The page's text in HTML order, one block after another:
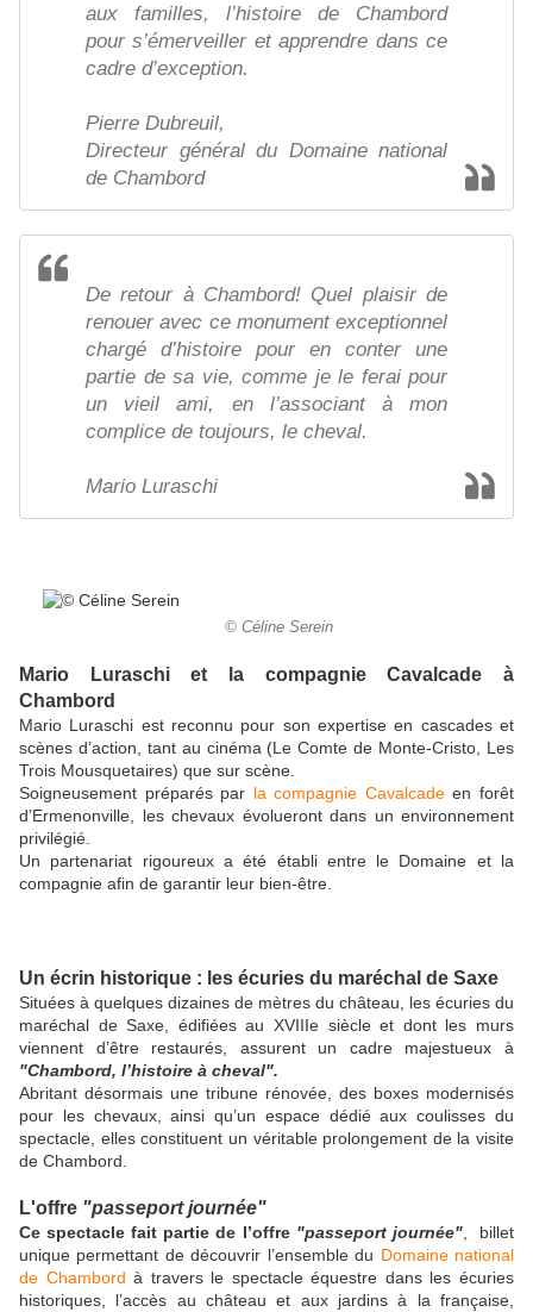
aux familles, l’histoire de Chambord
pour s’émerveiller et apprendre dans ce
cadre d’exception.
Pierre Dubreuil,
Directeur général du Domaine national
de Chambord
De retour à Chambord! Quel plaisir de
renouer avec ce monument exceptionnel
chargé d’histoire pour en conter une
partie de sa vie, comme je le ferai pour
un vieil ami, en l’associant à mon
complice de toujours, le cheval.
Mario Luraschi
© Céline Serein
Mario Luraschi et la compagnie Cavalcade à
Chambord
Mario Luraschi est reconnu pour son expertise en cascades et
scènes d’action, tant au cinéma (Le Comte de Monte-Cristo, Les
Trois Mousquetaires) que sur scène.
Soigneusement préparés par la compagnie Cavalcadeen forêt
d’Ermenonville, les chevaux évolueront dans un environnement
privilégié.
Un partenariat rigoureux a été établi entre le Domaine et la
compagnie afin de garantir leur bien-être.
Un écrin historique : les écuries du maréchal de Saxe
Situées à quelques dizaines de mètres du château, les écuries du
maréchal de Saxe, édifiées au XVIIIe siècle et dont les murs
viennent d’être restaurés, assurent un cadre majestueux à
"Chambord, l’histoire à cheval".
Abritant désormais une tribune rénovée, des boxes modernisés
pour les chevaux, ainsi qu’un espace dédié aux coulisses du
spectacle, elles constituent un véritable prolongement de la visite
de Chambord.
L'offre "passeport journée"
Ce spectacle fait partie de l’offre "passeport journée", billet
unique permettant de découvrir l’ensemble du Domaine national
de Chambord à travers le spectacle équestre dans les écuries
historiques, l’accès au château et aux jardins à la française,